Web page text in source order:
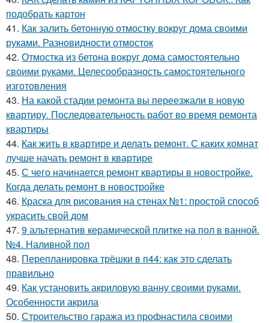
подобрать картон
41. Как залить бетонную отмостку вокруг дома своими
руками. Разновидности отмосток
42. Отмостка из бетона вокруг дома самостоятельно
своими руками. Целесообразность самостоятельного
изготовления
43. На какой стадии ремонта вы переезжали в новую
квартиру. Последовательность работ во время ремонта
квартиры
44. Как жить в квартире и делать ремонт. С каких комнат
лучше начать ремонт в квартире
45. С чего начинается ремонт квартиры в новостройке.
Когда делать ремонт в новостройке
46. Краска для рисования на стенах №1: простой способ
украсить свой дом
47. 9 альтернатив керамической плитке на пол в ванной.
№4. Наливной пол
48. Перепланировка трёшки в п44: как это сделать
правильно
49. Как установить акриловую ванну своими руками.
Особенности акрила
50. Строительство гаража из профнастила своими